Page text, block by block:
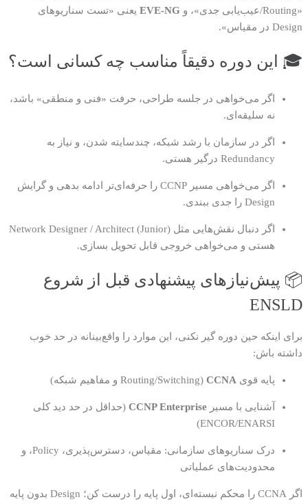
«Routing/عیب‌یابی جدی»، و
EVE-NG یعنی «تست سناریوهای
Design در مقیاس».
🎓 این دوره دقیقاً مناسب چه کسانی است؟
اگر می‌خواهی در جلسه طراحی، حرفت «فنی و منطقی» باشد،
نه سلیقه‌ای.
اگر در سازمان با رشد شبکه، چندسایته شدن، و نیاز به
Redundancy درگیر هستی.
اگر می‌خواهی مسیر CCNP را حرفه‌ای‌تر ادامه بدهی و گرایش
Design را جدی ببندی.
اگر دنبال نقش‌هایی مثل Network Designer / Architect (Junior)
هستی و می‌خواهی خروجی قابل تحویل بسازی.
📦 پیش‌نیازهای پیشنهادی قبل از شروع
ENSLD
برای اینکه حین دوره گیر نکنی، این موارد را واقع‌بینانه در حد خوب
داشته باش:
پایه قوی CCNA (Routing/Switching و مفاهیم شبکه)
آشنایی با مسیر CCNP Enterprise (حداقل در حد دید کلی
ENCOR/ENARSI)
درک سناریوهای سازمانی: مقیاس، دسترس‌پذیری، Policy، و
محدودیت‌های عملیاتی
اگر CCNA را محکم نبسته‌ای، اول پایه را درست کن؛ Design بدون پایه